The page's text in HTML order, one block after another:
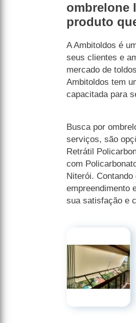
ombrelone
produto
A Ambitoldos é
seus clientes e
mercado de
Ambitoldos tem
capacitada para
Busca por
serviços, são
Retrátil
com
Niterói.
empreendimento
sua satisfação e